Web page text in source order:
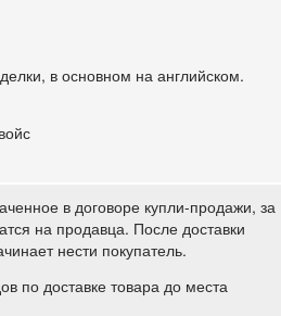
в основном на английском.
в договоре купли-продажи, за
на продавца. После доставки
нести покупатель.
по доставке товара до места